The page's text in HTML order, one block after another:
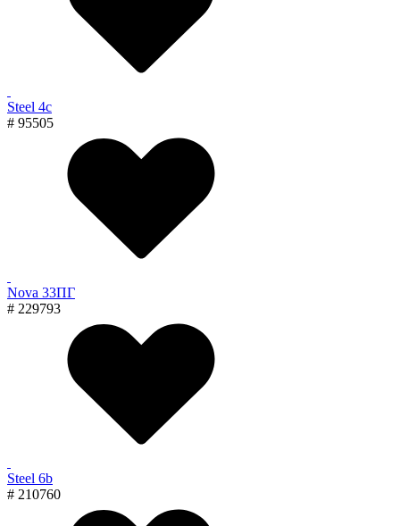
Steel 4с
# 95505
Nova 33ПГ
# 229793
Steel 6b
# 210760